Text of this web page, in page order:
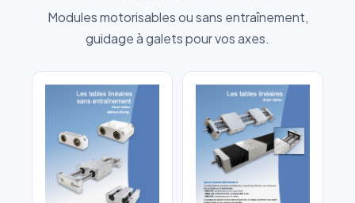
Modules motorisables ou sans entraînement,
guidage à galets pour vos axes.